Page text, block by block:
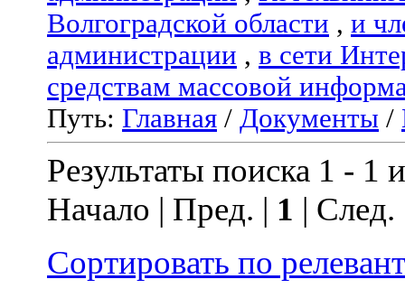
Волгоградской области , и
администрации , в сети
средствам массовой
Путь: Главная / Документы /
Результаты поиска 1 - 1
Начало | Пред. | 1 |
Сортировать по